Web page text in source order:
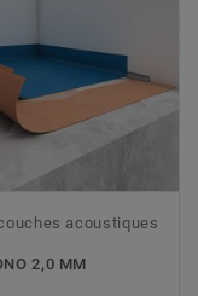
acoustiques
2,0 MM